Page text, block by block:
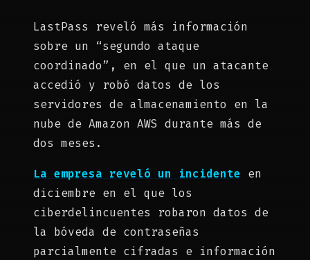
LastPass reveló más información
sobre un “segundo ataque
coordinado”, en el que un atacante
accedió y robó datos de los
servidores de almacenamiento en la
nube de Amazon AWS durante más de
dos meses.
La empresa reveló un incidente en
diciembre en el que los
ciberdelincuentes robaron datos de
la bóveda de contraseñas
parcialmente cifradas e información